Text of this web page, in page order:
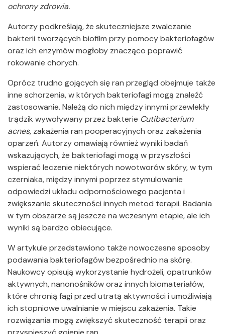
ochrony zdrowia.
Autorzy podkreślają, że skuteczniejsze zwalczanie
bakterii tworzących biofilm przy pomocy bakteriofagów
oraz ich enzymów mogłoby znacząco poprawić
rokowanie chorych.
Oprócz trudno gojących się ran przegląd obejmuje także
inne schorzenia, w których bakteriofagi mogą znaleźć
zastosowanie. Należą do nich między innymi przewlekły
trądzik wywoływany przez bakterie Cutibacterium
acnes, zakażenia ran pooperacyjnych oraz zakażenia
oparzeń. Autorzy omawiają również wyniki badań
wskazujących, że bakteriofagi mogą w przyszłości
wspierać leczenie niektórych nowotworów skóry, w tym
czerniaka, między innymi poprzez stymulowanie
odpowiedzi układu odpornościowego pacjenta i
zwiększanie skuteczności innych metod terapii. Badania
w tym obszarze są jeszcze na wczesnym etapie, ale ich
wyniki są bardzo obiecujące.
W artykule przedstawiono także nowoczesne sposoby
podawania bakteriofagów bezpośrednio na skórę.
Naukowcy opisują wykorzystanie hydrożeli, opatrunków
aktywnych, nanonośników oraz innych biomateriałów,
które chronią fagi przed utratą aktywności i umożliwiają
ich stopniowe uwalnianie w miejscu zakażenia. Takie
rozwiązania mogą zwiększyć skuteczność terapii oraz